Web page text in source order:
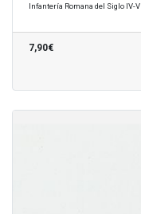
Infantería Romana del Siglo IV-V
7,90€